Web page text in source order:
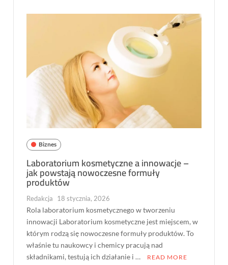
Biznes
Laboratorium kosmetyczne a innowacje –
jak powstają nowoczesne formuły
produktów
Redakcja 18 stycznia, 2026
Rola laboratorium kosmetycznego w tworzeniu
innowacji Laboratorium kosmetyczne jest miejscem, w
którym rodzą się nowoczesne formuły produktów. To
właśnie tu naukowcy i chemicy pracują nad
składnikami, testują ich działanie i …
READ MORE